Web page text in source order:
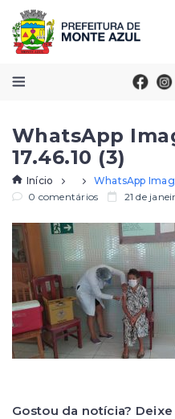
WhatsApp
17.46.10 (3)
Início
WhatsApp
0 comentários
21 de
Gostou da notícia?